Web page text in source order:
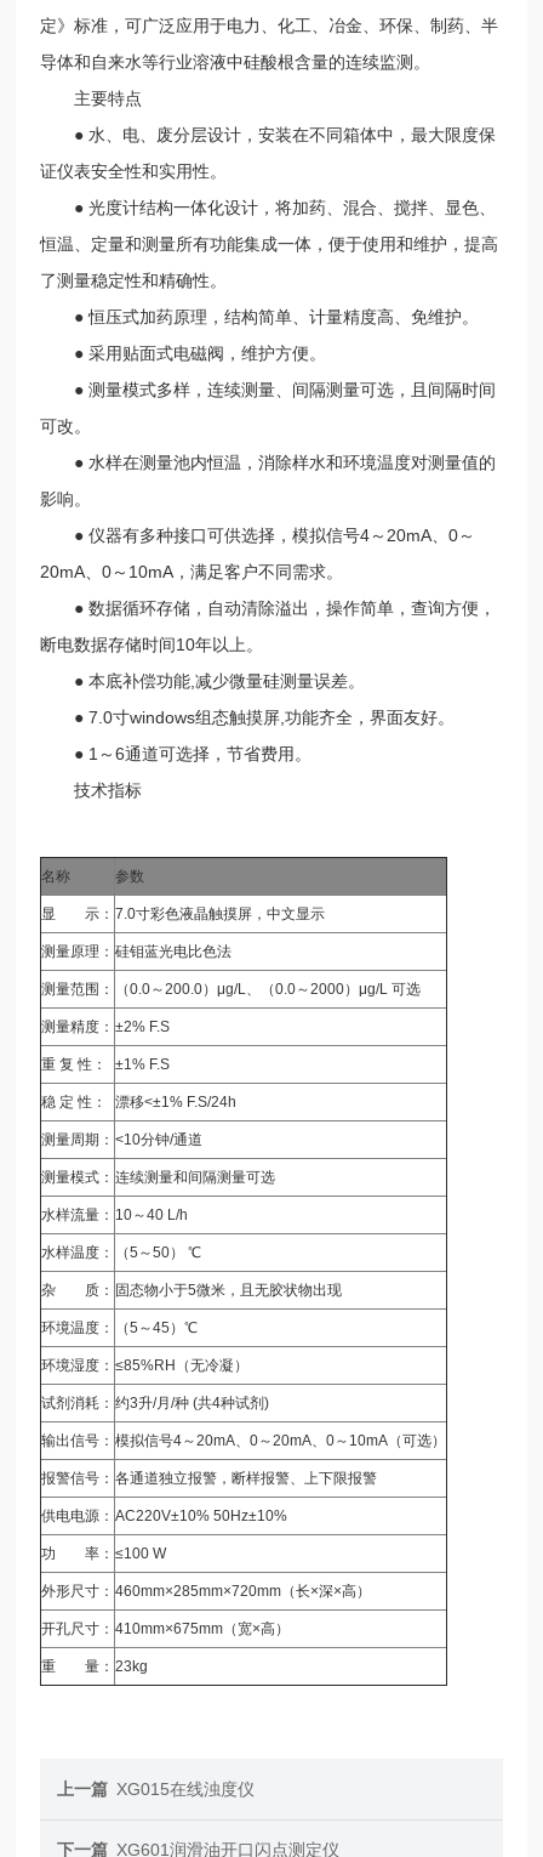
定》标准，可广泛应用于电力、化工、冶金、环保、制药、半
导体和自来水等行业溶液中硅酸根含量的连续监测。
主要特点
● 水、电、废分层设计，安装在不同箱体中，最大限度保
证仪表安全性和实用性。
● 光度计结构一体化设计，将加药、混合、搅拌、显色、
恒温、定量和测量所有功能集成一体，便于使用和维护，提高
了测量稳定性和精确性。
● 恒压式加药原理，结构简单、计量精度高、免维护。
● 采用贴面式电磁阀，维护方便。
● 测量模式多样，连续测量、间隔测量可选，且间隔时间
可改。
● 水样在测量池内恒温，消除样水和环境温度对测量值的
影响。
● 仪器有多种接口可供选择，模拟信号4～20mA、0～
20mA、0～10mA，满足客户不同需求。
● 数据循环存储，自动清除溢出，操作简单，查询方便，
断电数据存储时间10年以上。
● 本底补偿功能,减少微量硅测量误差。
● 7.0寸windows组态触摸屏,功能齐全，界面友好。
● 1～6通道可选择，节省费用。
技术指标
名称 参数
显 示： 7.0寸彩色液晶触摸屏，中文显示
测量原理： 硅钼蓝光电比色法
测量范围： （0.0～200.0）μg/L、（0.0～2000）μg/L 可选
测量精度： ±2% F.S
重 复 性： ±1% F.S
稳 定 性： 漂移<±1% F.S/24h
测量周期： <10分钟/通道
测量模式： 连续测量和间隔测量可选
水样流量： 10～40 L/h
水样温度： （5～50） ℃
杂 质： 固态物小于5微米，且无胶状物出现
环境温度： （5～45）℃
环境湿度： ≤85%RH（无冷凝）
试剂消耗： 约3升/月/种 (共4种试剂)
输出信号： 模拟信号4～20mA、0～20mA、0～10mA（可选）
报警信号： 各通道独立报警，断样报警、上下限报警
供电电源： AC220V±10% 50Hz±10%
功 率： ≤100 W
外形尺寸： 460mm×285mm×720mm（长×深×高）
开孔尺寸： 410mm×675mm（宽×高）
重 量： 23kg
上一篇 XG015在线浊度仪
下一篇 XG601润滑油开口闪点测定仪